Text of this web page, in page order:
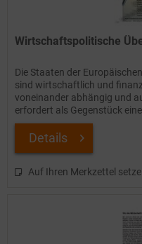
Wirtschaftspolitische
Die Staaten der
sind wirtschaftlich und
voneinander abhängig und
erfordert als Gegenstück
Details
Auf Ihren Merkzettel